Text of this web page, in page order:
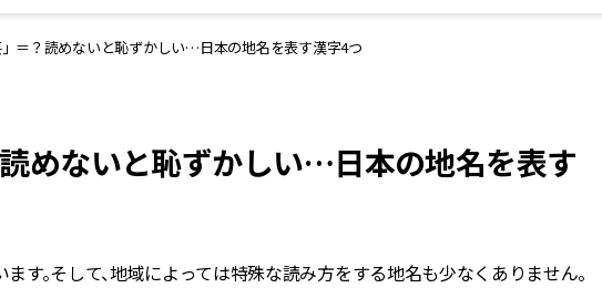
」＝？読めないと恥ずかしい…日本の地名を表す漢字4つ
読めないと恥ずかしい…日本の地名を表す
す。そして、地域によっては特殊な読み方をする地名も少なくありません。